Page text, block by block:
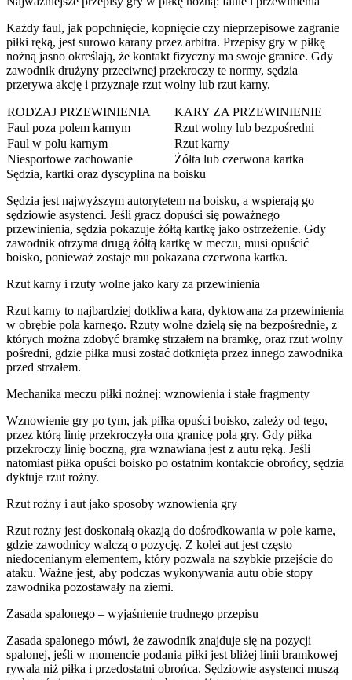
Każdy faul, jak popchnięcie, kopnięcie czy nieprzepisowe zagranie
piłki ręką, jest surowo karany przez arbitra. Przepisy gry w piłkę
nożną jasno określają, że kontakt fizyczny ma swoje granice. Gdy
zawodnik drużyny przeciwnej przekroczy te normy, sędzia
przerywa akcję i przyznaje rzut wolny lub rzut karny.
RODZAJ PRZEWINIENIA
KARY ZA PRZEWINIENIE
Faul poza polem karnym
Rzut wolny lub bezpośredni
Faul w polu karnym
Rzut karny
Niesportowe zachowanie
Żółta lub czerwona kartka
Sędzia, kartki oraz dyscyplina na boisku
Sędzia jest najwyższym autorytetem na boisku, a wspierają go
sędziowie asystenci. Jeśli gracz dopuści się poważnego
przewinienia, sędzia pokazuje żółtą kartkę jako ostrzeżenie. Gdy
zawodnik otrzyma drugą żółtą kartkę w meczu, musi opuścić
boisko, ponieważ zostaje mu pokazana czerwona kartka.
Rzut karny i rzuty wolne jako kary za przewinienia
Rzut karny to najbardziej dotkliwa kara, dyktowana za przewinienia
w obrębie pola karnego. Rzuty wolne dzielą się na bezpośrednie, z
których można zdobyć bramkę strzałem na bramkę, oraz rzut wolny
pośredni, gdzie piłka musi zostać dotknięta przez innego zawodnika
przed strzałem.
Mechanika meczu piłki nożnej: wznowienia i stałe fragmenty
Wznowienie gry po tym, jak piłka opuści boisko, zależy od tego,
przez którą linię przekroczyła ona granicę pola gry. Gdy piłka
przekroczy linię boczną, gra wznawiana jest z autu ręką. Jeśli
natomiast piłka opuści boisko po ostatnim kontakcie obrońcy, sędzia
dyktuje rzut rożny.
Rzut rożny i aut jako sposoby wznowienia gry
Rzut rożny jest doskonałą okazją do dośrodkowania w pole karne,
gdzie zawodnicy walczą o pozycję. Z kolei aut jest często
niedocenianym elementem, który pozwala na szybkie przejście do
ataku. Ważne jest, aby podczas wykonywania autu obie stopy
zawodnika pozostawały na ziemi.
Zasada spalonego – wyjaśnienie trudnego przepisu
Zasada spalonego mówi, że zawodnik znajduje się na pozycji
spalonej, jeśli w momencie podania piłki jest bliżej linii bramkowej
rywala niż piłka i przedostatni obrońca. Sędziowie asystenci muszą